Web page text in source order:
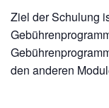
Ziel der Schulung
den anderen